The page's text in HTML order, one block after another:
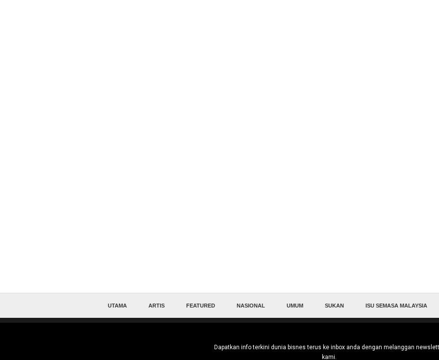
UTAMA ARTIS FEATURED NASIONAL UMUM SUKAN ISU SEMASA MALAYSIA
Dapatkan info terkini dunia bisnes terus ke inbox anda dengan melanggan
kami.